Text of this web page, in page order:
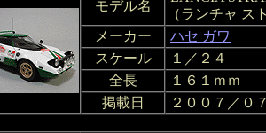
モデル名
（ランチャ ス
メーカー
ハセ ガワ
スケール
１／２４
全長
１６１ｍｍ
掲載日
２００７／０